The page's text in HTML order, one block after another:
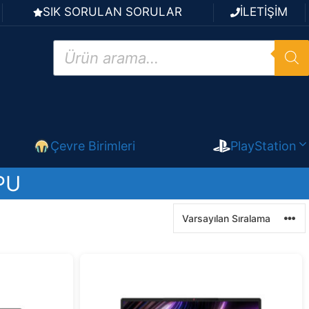
SIK SORULAN SORULAR İLETİŞİM
Products
search
Çevre Birimleri PlayStation